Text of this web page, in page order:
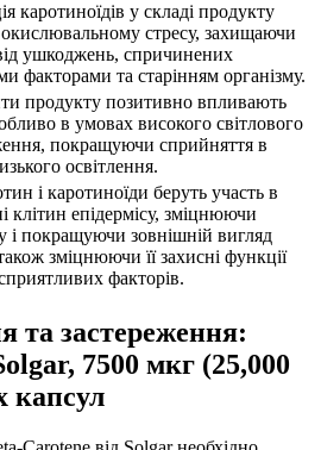
каротиноїдів у складі продукту
окислювальному стресу, захищаючи
ушкоджень, спричинених
факторами та старінням організму.
продукту позитивно впливають
в умовах високого світлового
покращуючи сприйняття в
освітлення.
і каротиноїди беруть участь в
клітин епідермісу, зміцнюючи
і покращуючи зовнішній вигляд
зміцнюючи її захисні функції
факторів.
та застереження:
7500 мкг (25,000
капсул